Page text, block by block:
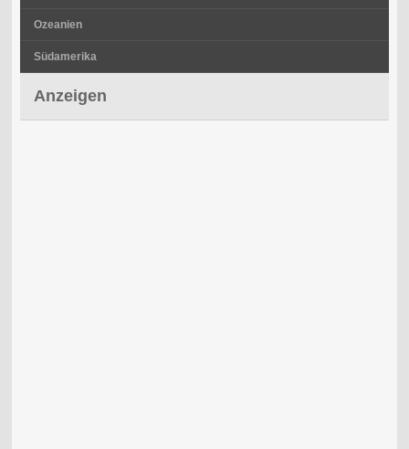
Ozeanien
Südamerika
Anzeigen